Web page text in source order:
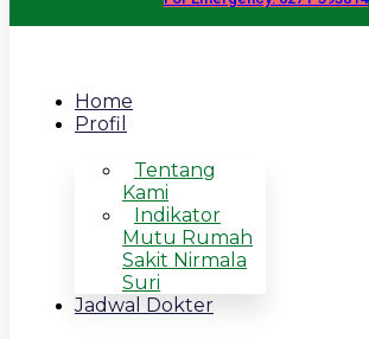
Home
Profil
Tentang
Kami
Indikator
Mutu Rumah
Sakit Nirmala
Suri
Jadwal Dokter